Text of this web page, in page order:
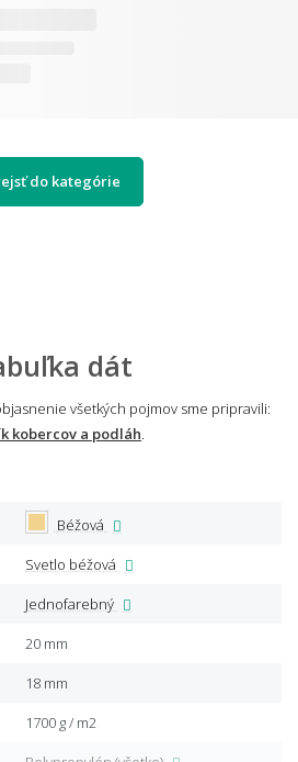
do kategórie
dát
všetkých pojmov sme pripravili:
kobercov a podláh
Béžová
Svetlo béžová
Jednofarebný
20 mm
18 mm
1700 g / m2